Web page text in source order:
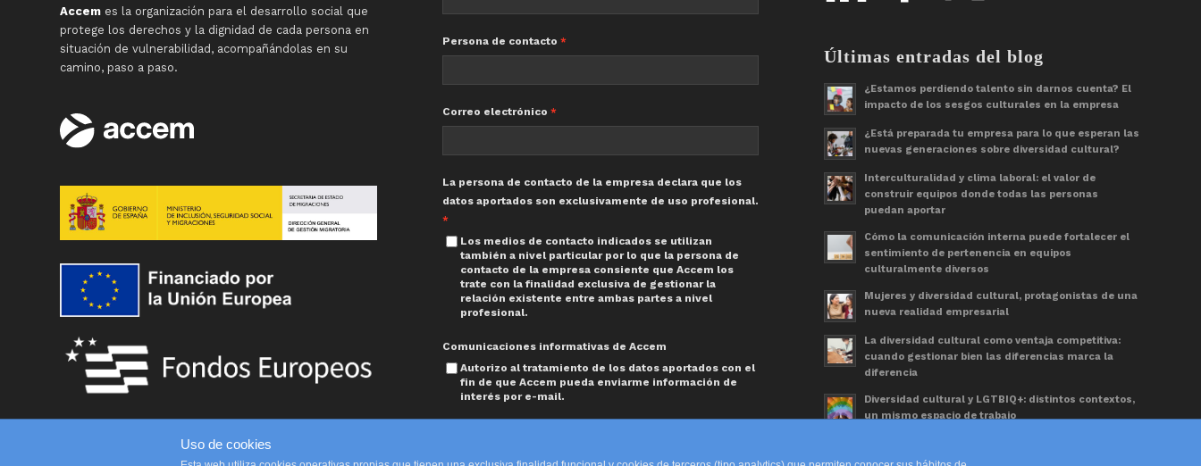
Accem es la organización para el desarrollo social que
protege los derechos y la dignidad de cada persona en
situación de vulnerabilidad, acompañándolas en su
camino, paso a paso.
Persona de contacto
Correo electrónico
La persona de contacto de la empresa declara que los
datos aportados son exclusivamente de uso profesional.
Los medios de contacto indicados se utilizan
también a nivel particular por lo que la persona de
contacto de la empresa consiente que Accem los
trate con la finalidad exclusiva de gestionar la
relación existente entre ambas partes a nivel
profesional.
Comunicaciones informativas de Accem
Autorizo al tratamiento de los datos aportados con el
fin de que Accem pueda enviarme información de
interés por e-mail.
Últimas entradas del blog
¿Estamos perdiendo talento sin darnos cuenta? El
impacto de los sesgos culturales en la empresa
¿Está preparada tu empresa para lo que esperan las
nuevas generaciones sobre diversidad cultural?
Interculturalidad y clima laboral: el valor de
construir equipos donde todas las personas
puedan aportar
Cómo la comunicación interna puede fortalecer el
sentimiento de pertenencia en equipos
culturalmente diversos
Mujeres y diversidad cultural, protagonistas de una
nueva realidad empresarial
La diversidad cultural como ventaja competitiva:
cuando gestionar bien las diferencias marca la
diferencia
Diversidad cultural y LGTBIQ+: distintos contextos,
un mismo espacio de trabajo
oportunidad para avanzar en diversidad cultural
Uso de cookies